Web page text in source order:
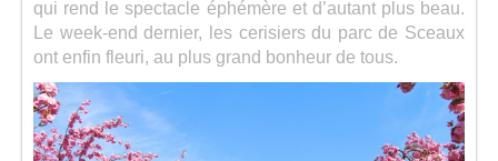
qui rend le spectacle éphémère et d’autant plus beau.
Le week-end dernier, les cerisiers du parc de Sceaux
ont enfin fleuri, au plus grand bonheur de tous.